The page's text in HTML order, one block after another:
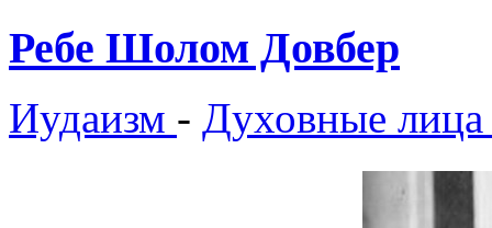
Ребе Шолом Довбер
Иудаизм - Духовные